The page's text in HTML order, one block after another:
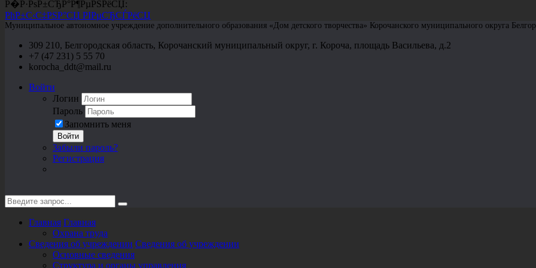
Р�Р·РѕР±СЂР°Р¶РµРЅРёСЏ:
РћР±С‹С‡РЅР°СЏ РІРµСЂСЃРёСЏ
Муниципальное автономное учреждение дополнительного образования «Дом детского творчества» Корочанского муниципального округа
309 210, Белгородская область, Корочанский муниципальный округ, г. Короча, площадь Васильева, д.2
+7 (47 231) 5 55 70
korocha_ddt@mail.ru
Войти
Логин
Пароль
Запомнить меня
Войти
Забыли пароль?
Регистрация
Главная Главная
Охрана труда
Сведения об учреждении Сведения об учреждении
Основные сведения
Структура и органы управления